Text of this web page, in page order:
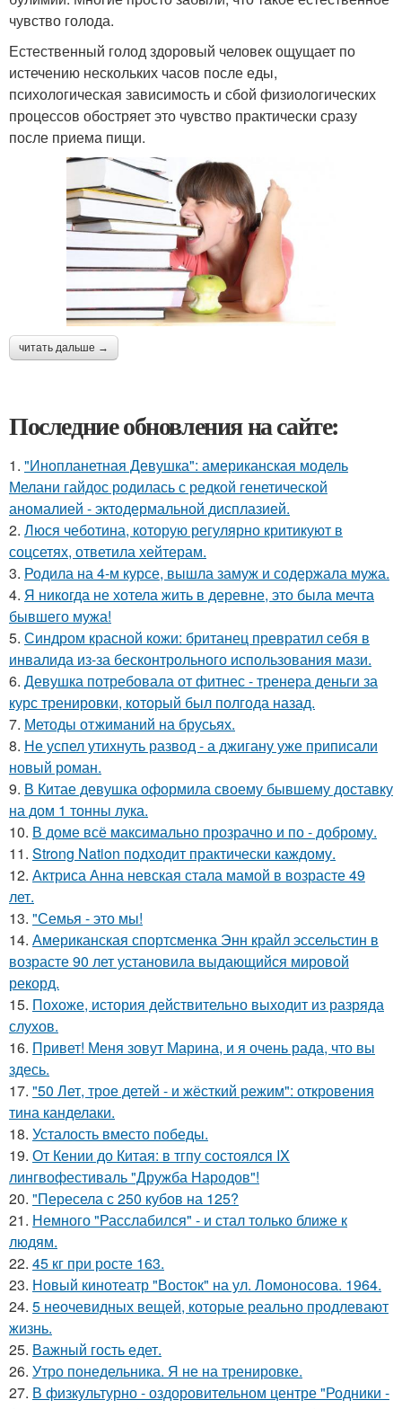
чувство голода.
Естественный голод здоровый человек ощущает по
истечению нескольких часов после еды,
психологическая зависимость и сбой физиологических
процессов обостряет это чувство практически сразу
после приема пищи.
читать дальше →
Последние обновления на сайте:
1. "Инопланетная Девушка": американская модель
Мелани гайдос родилась с редкой генетической
аномалией - эктодермальной дисплазией.
2. Люся чеботина, которую регулярно критикуют в
соцсетях, ответила хейтерам.
3. Родила на 4-м курсе, вышла замуж и содержала мужа.
4. Я никогда не хотела жить в деревне, это была мечта
бывшего мужа!
5. Синдром красной кожи: британец превратил себя в
инвалида из-за бесконтрольного использования мази.
6. Девушка потребовала от фитнес - тренера деньги за
курс тренировки, который был полгода назад.
7. Методы отжиманий на брусьях.
8. Не успел утихнуть развод - а джигану уже приписали
новый роман.
9. В Китае девушка оформила своему бывшему доставку
на дом 1 тонны лука.
10. В доме всё максимально прозрачно и по - доброму.
11. Strong Nation подходит практически каждому.
12. Актриса Анна невская стала мамой в возрасте 49
лет.
13. "Семья - это мы!
14. Американская спортсменка Энн крайл эссельстин в
возрасте 90 лет установила выдающийся мировой
рекорд.
15. Похоже, история действительно выходит из разряда
слухов.
16. Привет! Меня зовут Марина, и я очень рада, что вы
здесь.
17. "50 Лет, трое детей - и жёсткий режим": откровения
тина канделаки.
18. Усталость вместо победы.
19. От Кении до Китая: в тгпу состоялся IX
лингвофестиваль "Дружба Народов"!
20. "Пересела с 250 кубов на 125?
21. Немного "Расслабился" - и стал только ближе к
людям.
22. 45 кг при росте 163.
23. Новый кинотеатр "Восток" на ул. Ломоносова. 1964.
24. 5 неочевидных вещей, которые реально продлевают
жизнь.
25. Важный гость едет.
26. Утро понедельника. Я не на тренировке.
27. В физкультурно - оздоровительном центре "Родники -